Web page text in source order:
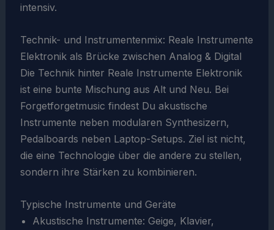
intensiv.
Technik- und Instrumentenmix: Reale Instrumente
Elektronik als Brücke zwischen Analog & Digital
Die Technik hinter Reale Instrumente Elektronik
ist eine bunte Mischung aus Alt und Neu. Bei
Forgetforgetmusic findest Du akustische
Instrumente neben modularen Synthesizern,
Pedalboards neben Laptop-Setups. Ziel ist nicht,
die eine Technologie über die andere zu stellen,
sondern ihre Stärken zu kombinieren.
Typische Instrumente und Geräte
Akustische Instrumente: Geige, Klavier,